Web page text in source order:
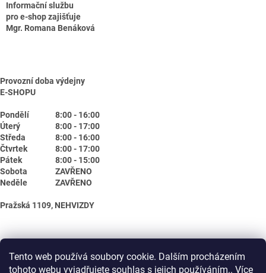
Tento web používá soubory cookie. Dalším procházením
tohoto webu vyjadřujete souhlas s jejich používáním.. Více
Informační službu
pro e-shop zajišťuje
Mgr. Romana Benáková
Provozní doba výdejny
E-SHOPU
Pondělí
8:00 - 16:00
Úterý
8:00 - 17:00
Středa
8:00 - 16:00
Čtvrtek
8:00 - 17:00
Pátek
8:00 - 15:00
Sobota
ZAVŘENO
Neděle
ZAVŘENO
Pražská 1109, NEHVIZDY